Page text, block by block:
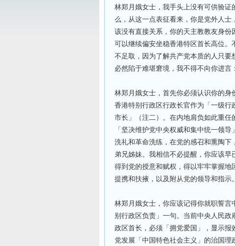
林郑月娥女士，我手头上没有可供验
么，从这一点表征看来，你是党外人
该没有直接关系，你的天主教教友身份
可以继续偏安坐稳香港特区首长高位
不足取，因为了解共产党本质的人只要
必然陷于难堪窘境，我不得不向你进言
林郑月娥女士，首先你必须认识你的身
香港特别行政区行政长官作为「一级
市长」（注二）。在内地肩负如此重
「坚决维护党中央权威和集中统一领
洗礼和革命洗练，在党的感召和熏陶
弟兄姊妹。我相信不必提醒，你应该
得到党的授意和赋权，得以牢牢掌握
提携和扶掖，以及附从党的领导和指示。
林郑月娥女士，你应该记得你就职誓
别行政区负责」一句。当前中央人民
政区首长，必须「拥党爱国」，显示
党发展「中国特色社会主义」的治国理